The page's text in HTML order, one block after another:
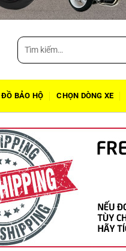
Tìm
kiếm:
ĐỒ BẢO HỘ CHỌN DÒNG XE